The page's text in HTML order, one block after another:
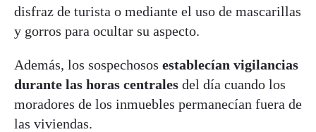
disfraz de turista o mediante el uso de mascarillas
y gorros para ocultar su aspecto.
Además, los sospechosos establecían vigilancias
durante las horas centrales del día cuando los
moradores de los inmuebles permanecían fuera de
las viviendas.